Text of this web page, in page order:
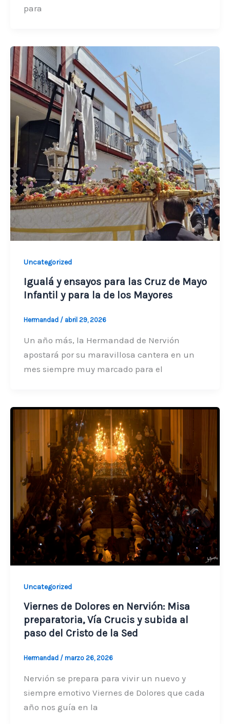
para
Uncategorized
Igualá y ensayos para las Cruz de Mayo
Infantil y para la de los Mayores
Hermandad / abril 29, 2026
Un año más, la Hermandad de Nervión
apostará por su maravillosa cantera en un
mes siempre muy marcado para el
Uncategorized
Viernes de Dolores en Nervión: Misa
preparatoria, Vía Crucis y subida al
paso del Cristo de la Sed
Hermandad / marzo 26, 2026
Nervión se prepara para vivir un nuevo y
siempre emotivo Viernes de Dolores que cada
año nos guía en la